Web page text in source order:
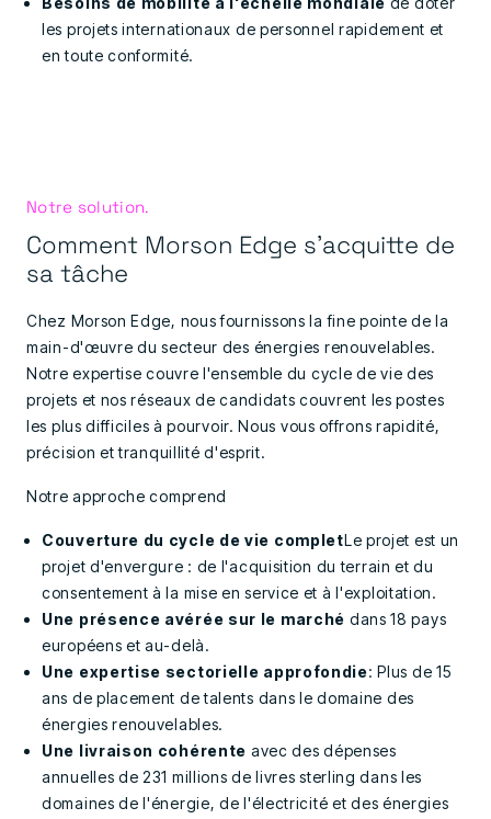
les projets internationaux de personnel rapidement et
en toute conformité.
Notre solution.
Comment Morson Edge s'acquitte de
sa tâche
Chez Morson Edge, nous fournissons la fine pointe de la
main-d'œuvre du secteur des énergies renouvelables.
Notre expertise couvre l'ensemble du cycle de vie des
projets et nos réseaux de candidats couvrent les postes
les plus difficiles à pourvoir. Nous vous offrons rapidité,
précision et tranquillité d'esprit.
Notre approche comprend
Couverture du cycle de vie completLe projet est un
projet d'envergure : de l'acquisition du terrain et du
consentement à la mise en service et à l'exploitation.
Une présence avérée sur le marché dans 18 pays
européens et au-delà.
Une expertise sectorielle approfondie: Plus de 15
ans de placement de talents dans le domaine des
énergies renouvelables.
Une livraison cohérente avec des dépenses
annuelles de 231 millions de livres sterling dans les
domaines de l'énergie, de l'électricité et des énergies